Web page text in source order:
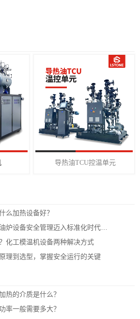
导热油TCU控温单元
么加热设备好？
化工模温机设备两种解决方式
理到选型，掌握安全运行的关键
热的介质是什么？
率一般需要多大？